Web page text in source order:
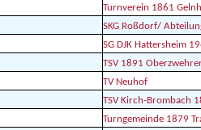
Turnverein 1861
SKG Roßdorf/
SG DJK Hattersheim
TSV 1891
TV Neuhof
TSV Kirch-Brombach
Turngemeinde 1879